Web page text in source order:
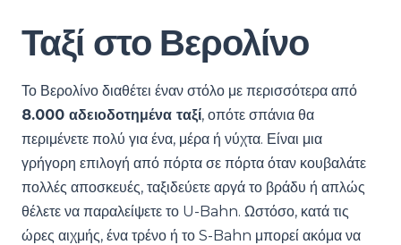
Ταξί στο Βερολίνο
Το Βερολίνο διαθέτει έναν στόλο με περισσότερα από
8.000 αδειοδοτημένα ταξί, οπότε σπάνια θα
περιμένετε πολύ για ένα, μέρα ή νύχτα. Είναι μια
γρήγορη επιλογή από πόρτα σε πόρτα όταν κουβαλάτε
πολλές αποσκευές, ταξιδεύετε αργά το βράδυ ή απλώς
θέλετε να παραλείψετε το U-Bahn. Ωστόσο, κατά τις
ώρες αιχμής, ένα τρένο ή το S-Bahn μπορεί ακόμα να